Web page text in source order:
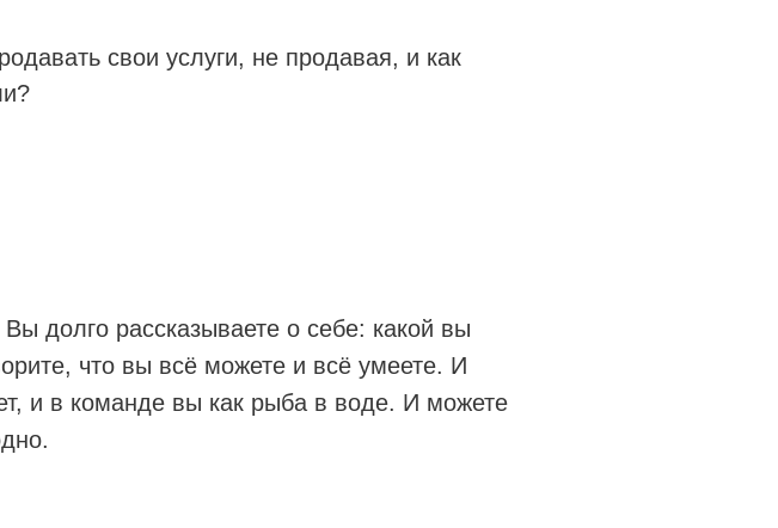
свои услуги, не продавая, и как
долго рассказываете о себе: какой вы
что вы всё можете и всё умеете. И
и в команде вы как рыба в воде. И можете